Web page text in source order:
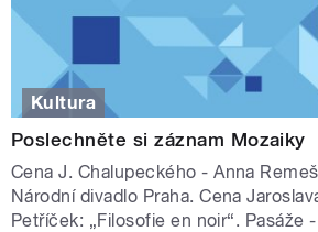
Kultura
Poslechněte si záznam Mozaiky
Cena J. Chalupeckého - Anna
Národní divadlo Praha. Cena
Petříček: „Filosofie en noir“. Pasáže